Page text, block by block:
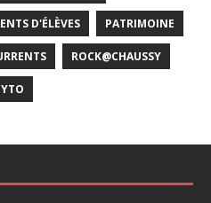
D'ÉLÈVES PATRIMOINE
ROCK@CHAUSSY